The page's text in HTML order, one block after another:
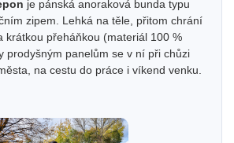
je pánská anoraková bunda typu
zipem. Lehká na těle, přitom chrání
krátkou přeháňkou (materiál 100 %
prodyšným panelům se v ní při chůzi
na cestu do práce i víkend venku.